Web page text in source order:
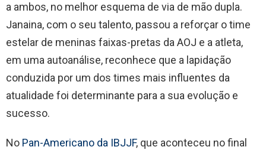
a ambos, no melhor esquema de via de mão dupla.
Janaina, com o seu talento, passou a reforçar o time
estelar de meninas faixas-pretas da AOJ e a atleta,
em uma autoanálise, reconhece que a lapidação
conduzida por um dos times mais influentes da
atualidade foi determinante para a sua evolução e
sucesso.
No Pan-Americano da IBJJF, que aconteceu no final